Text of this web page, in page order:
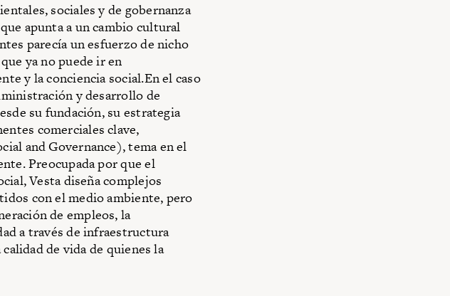
sociales y de gobernanza
apunta a un cambio cultural
parecía un esfuerzo de nicho
ya no puede ir en
y la conciencia social.En el caso
y desarrollo de
su fundación, su estrategia
comerciales clave,
and Governance), tema en el
Preocupada por que el
Vesta diseña complejos
con el medio ambiente, pero
de empleos, la
a través de infraestructura
de vida de quienes la